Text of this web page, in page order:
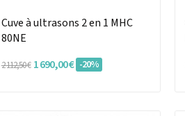
Cuve à ultrasons 2 en 1 MHC
80NE
2 112,50 € 1 690,00 € -20%